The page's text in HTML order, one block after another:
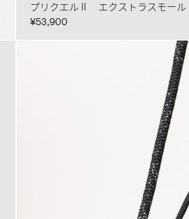
プリクエルⅡ エクストラスモー
¥53,900